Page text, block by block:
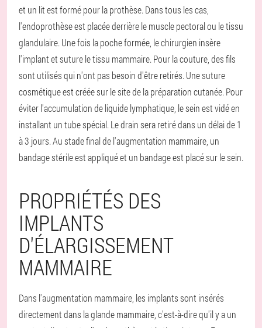
et un lit est formé pour la prothèse. Dans tous les cas,
l'endoprothèse est placée derrière le muscle pectoral ou le tissu
glandulaire. Une fois la poche formée, le chirurgien insère
l'implant et suture le tissu mammaire. Pour la couture, des fils
sont utilisés qui n'ont pas besoin d'être retirés. Une suture
cosmétique est créée sur le site de la préparation cutanée. Pour
éviter l'accumulation de liquide lymphatique, le sein est vidé en
installant un tube spécial. Le drain sera retiré dans un délai de 1
à 3 jours. Au stade final de l'augmentation mammaire, un
bandage stérile est appliqué et un bandage est placé sur le sein.
PROPRIÉTÉS DES
IMPLANTS
D'ÉLARGISSEMENT
MAMMAIRE
Dans l'augmentation mammaire, les implants sont insérés
directement dans la glande mammaire, c'est-à-dire qu'il y a un